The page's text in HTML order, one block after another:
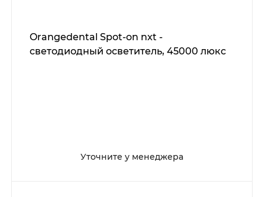
Orangedental Spot-on nxt -
светодиодный осветитель, 45000 люкс
Уточните у менеджера